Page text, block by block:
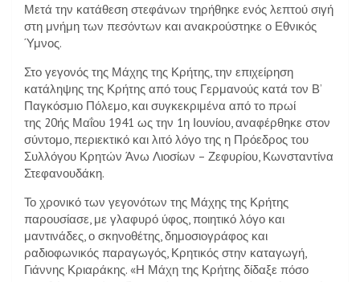
Μετά την κατάθεση στεφάνων τηρήθηκε ενός λεπτού σιγή
στη μνήμη των πεσόντων και ανακρούστηκε ο Εθνικός
Ύμνος.
Στο γεγονός της Μάχης της Κρήτης, την επιχείρηση
κατάληψης της Κρήτης από τους Γερμανούς κατά τον Β’
Παγκόσμιο Πόλεμο, και συγκεκριμένα από το πρωί
της 20ής Μαΐου 1941 ως την 1η Ιουνίου, αναφέρθηκε στον
σύντομο, περιεκτικό και λιτό λόγο της η Πρόεδρος του
Συλλόγου Κρητών Άνω Λιοσίων – Ζεφυρίου, Κωνσταντίνα
Στεφανουδάκη.
Το χρονικό των γεγονότων της Μάχης της Κρήτης
παρουσίασε, με γλαφυρό ύφος, ποιητικό λόγο και
μαντινάδες, ο σκηνοθέτης, δημοσιογράφος και
ραδιοφωνικός παραγωγός, Κρητικός στην καταγωγή,
Γιάννης Κριαράκης. «Η Μάχη της Κρήτης δίδαξε πόσο